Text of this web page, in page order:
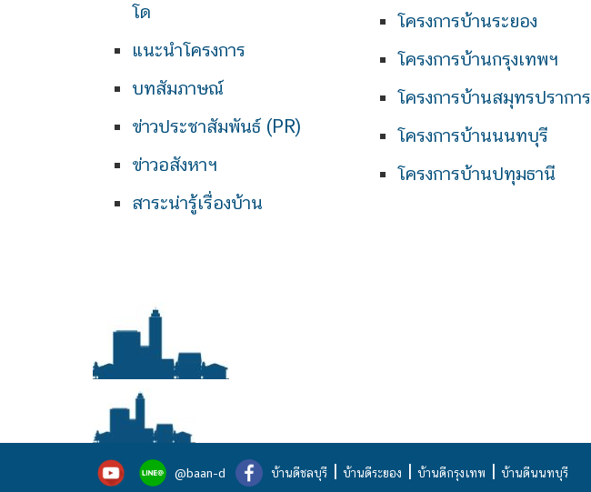
โด
แนะนำโครงการ
บทสัมภาษณ์
ข่าวประชาสัมพันธ์ (PR)
ข่าวอสังหาฯ
สาระน่ารู้เรื่องบ้าน
โครงการบ้านระยอง
โครงการบ้านกรุงเทพฯ
โครงการบ้านสมุทรปราการ
โครงการบ้านนนทบุรี
โครงการบ้านปทุมธานี
@baan-d บ้านดีชลบุรี บ้านดีระยอง บ้านดีกรุงเทพ บ้านดีนนทบุรี